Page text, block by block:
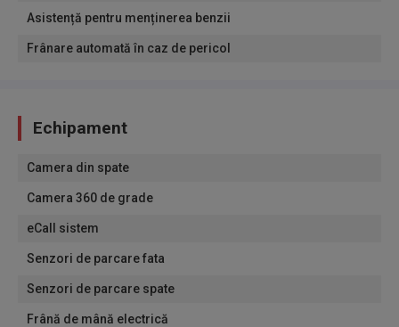
Asistență pentru menținerea benzii
Frânare automată în caz de pericol
Echipament
Camera din spate
Camera 360 de grade
eCall sistem
Senzori de parcare fata
Senzori de parcare spate
Frână de mână electrică